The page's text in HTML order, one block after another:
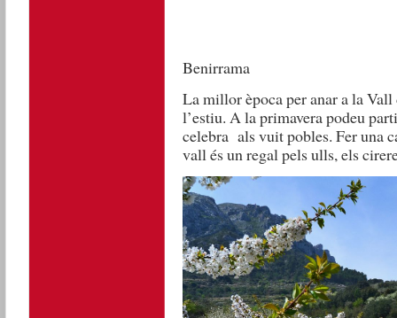
Benirrama
La millor època per anar a la
l’estiu. A la primavera podeu
celebra als vuit pobles. Fer una
vall és un regal pels ulls, els